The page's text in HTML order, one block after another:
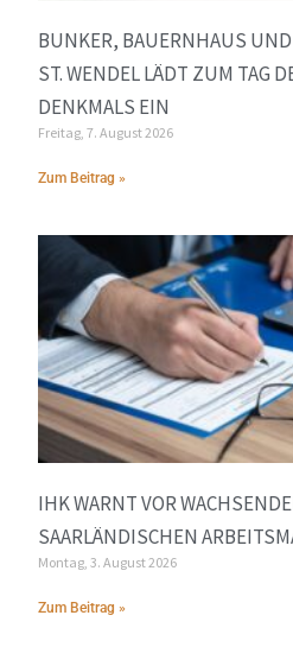
BUNKER, BAUERNHAUS
ST. WENDEL LÄDT ZUM TAG
DENKMALS EIN
Freitag, 7. August 2026
Zum Beitrag »
IHK WARNT VOR
SAARLÄNDISCHEN
Montag, 3. August 2026
Zum Beitrag »